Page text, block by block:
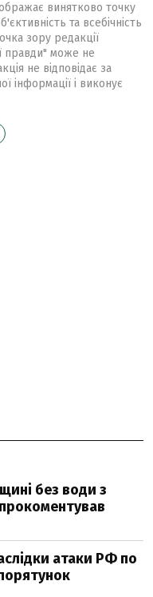
винятково точку
та всебічність
зору редакції
правди" може не
не відповідає за
інформації і виконує
без води з
атаки РФ по